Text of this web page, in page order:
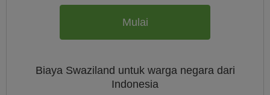
Mulai
Biaya Swaziland untuk warga negara dari
Indonesia